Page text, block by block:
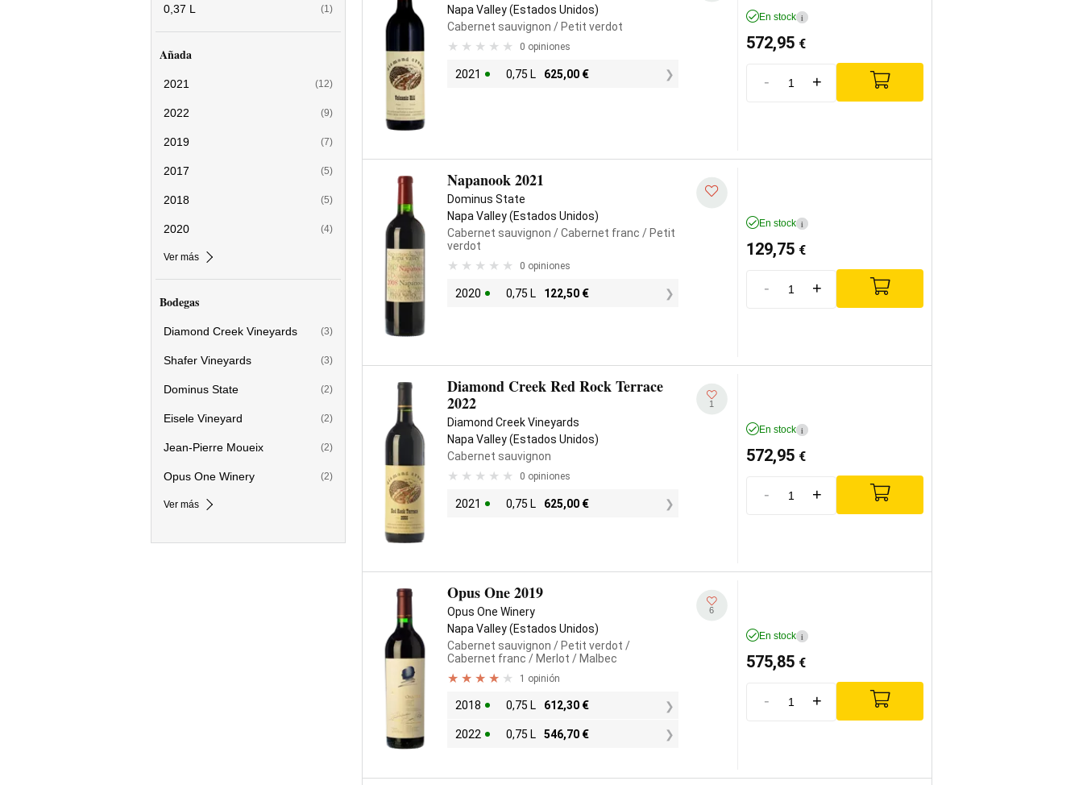
0,37 L (1)
Añada
2021 (12)
2022 (9)
2019 (7)
2017 (5)
2018 (5)
2020 (4)
Ver más
Bodegas
Diamond Creek Vineyards (3)
Shafer Vineyards (3)
Dominus State (2)
Eisele Vineyard (2)
Jean-Pierre Moueix (2)
Opus One Winery (2)
Ver más
Napa Valley (Estados Unidos)
Cabernet sauvignon / Petit verdot
0 opiniones
2021 0,75 L 625,00 €
En stock i
572,95 €
- +
Napanook 2021
Dominus State
Napa Valley (Estados Unidos)
Cabernet sauvignon / Cabernet franc / Petit
verdot
0 opiniones
2020 0,75 L 122,50 €
En stock i
129,75 €
- +
Diamond Creek Red Rock Terrace
2022
Diamond Creek Vineyards
Napa Valley (Estados Unidos)
Cabernet sauvignon
0 opiniones
2021 0,75 L 625,00 €
1
En stock i
572,95 €
- +
Opus One 2019
Opus One Winery
Napa Valley (Estados Unidos)
Cabernet sauvignon / Petit verdot /
Cabernet franc / Merlot / Malbec
1 opinión
2018 0,75 L 612,30 €
2022 0,75 L 546,70 €
6
En stock i
575,85 €
- +